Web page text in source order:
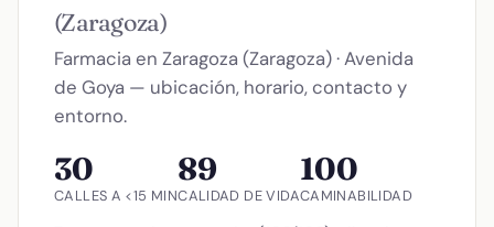
(Zaragoza)
Farmacia en Zaragoza (Zaragoza) · Avenida
de Goya — ubicación, horario, contacto y
entorno.
30
CALLES A <15 MIN
89
CALIDAD DE VIDA
100
CAMINABILIDAD